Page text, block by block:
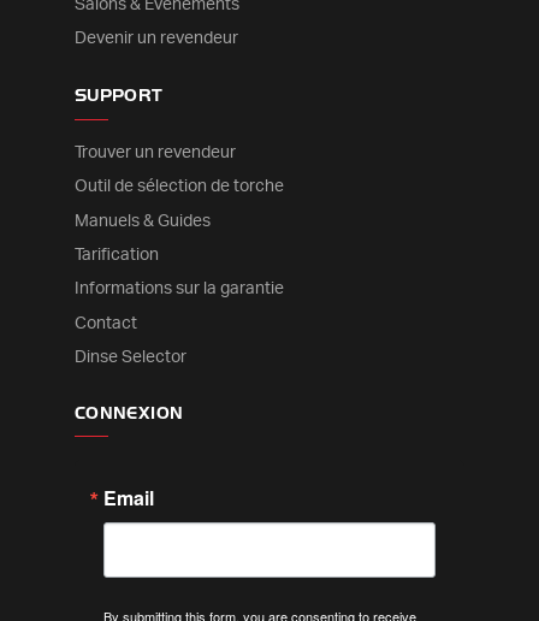
Salons & Événements
Devenir un revendeur
SUPPORT
Trouver un revendeur
Outil de sélection de torche
Manuels & Guides
Tarification
Informations sur la garantie
Contact
Dinse Selector
CONNEXION
Email
By submitting this form, you are consenting to receive